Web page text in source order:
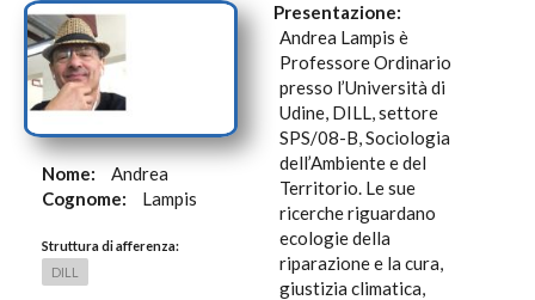
Nome:
Andrea
Cognome:
Lampis
Struttura di afferenza:
DILL
Presentazione:
Andrea Lampis è
Professore Ordinario
presso l’Università di
Udine, DILL, settore
SPS/08-B, Sociologia
dell’Ambiente e del
Territorio. Le sue
ricerche riguardano
ecologie della
riparazione e la cura,
giustizia climatica,